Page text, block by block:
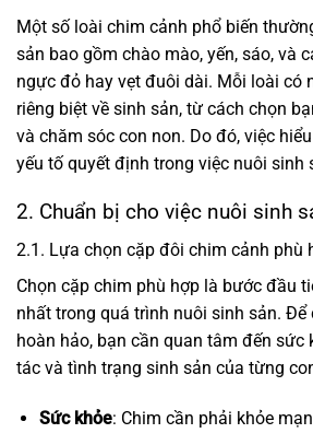
Một số loài chim cảnh phổ biến
sản bao gồm chào mào, yến, sáo, và
ngực đỏ hay vẹt đuôi dài. Mỗi loài có
riêng biệt về sinh sản, từ cách chọn
và chăm sóc con non. Do đó, việc
yếu tố quyết định trong việc nuôi sinh
2. Chuẩn bị cho việc nuôi sinh
2.1. Lựa chọn cặp đôi chim cảnh phù
Chọn cặp chim phù hợp là bước đầu
nhất trong quá trình nuôi sinh sản.
hoàn hảo, bạn cần quan tâm đến sức
tác và tình trạng sinh sản của từng
Sức khỏe: Chim cần phải khỏe